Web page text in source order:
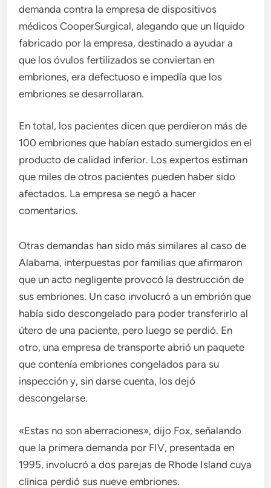
demanda contra la empresa de dispositivos
médicos CooperSurgical, alegando que un líquido
fabricado por la empresa, destinado a ayudar a
que los óvulos fertilizados se conviertan en
embriones, era defectuoso e impedía que los
embriones se desarrollaran.
En total, los pacientes dicen que perdieron más de
100 embriones que habían estado sumergidos en el
producto de calidad inferior. Los expertos estiman
que miles de otros pacientes pueden haber sido
afectados. La empresa se negó a hacer
comentarios.
Otras demandas han sido más similares al caso de
Alabama, interpuestas por familias que afirmaron
que un acto negligente provocó la destrucción de
sus embriones. Un caso involucró a un embrión que
había sido descongelado para poder transferirlo al
útero de una paciente, pero luego se perdió. En
otro, una empresa de transporte abrió un paquete
que contenía embriones congelados para su
inspección y, sin darse cuenta, los dejó
descongelarse.
«Estas no son aberraciones», dijo Fox, señalando
que la primera demanda por FIV, presentada en
1995, involucró a dos parejas de Rhode Island cuya
clínica perdió sus nueve embriones.